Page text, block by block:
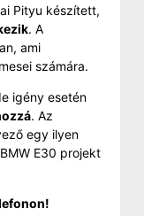
Pityu készített,
. A
ami
számára.
igény esetén
. Az
egy ilyen
E30 projekt